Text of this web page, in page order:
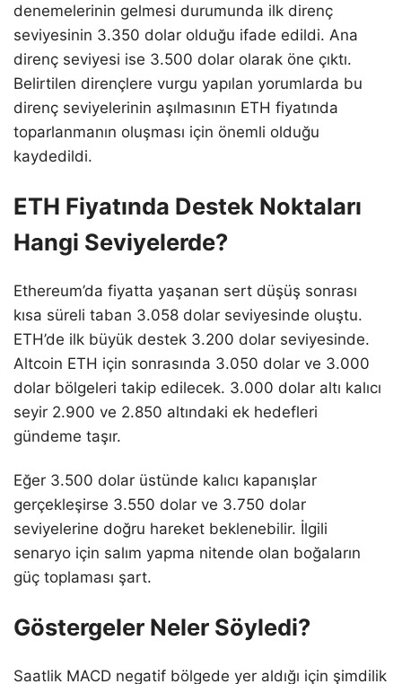
denemelerinin gelmesi durumunda ilk direnç
seviyesinin 3.350 dolar olduğu ifade edildi. Ana
direnç seviyesi ise 3.500 dolar olarak öne çıktı.
Belirtilen dirençlere vurgu yapılan yorumlarda bu
direnç seviyelerinin aşılmasının ETH fiyatında
toparlanmanın oluşması için önemli olduğu
kaydedildi.
ETH Fiyatında Destek Noktaları
Hangi Seviyelerde?
Ethereum’da fiyatta yaşanan sert düşüş sonrası
kısa süreli taban 3.058 dolar seviyesinde oluştu.
ETH’de ilk büyük destek 3.200 dolar seviyesinde.
Altcoin ETH için sonrasında 3.050 dolar ve 3.000
dolar bölgeleri takip edilecek. 3.000 dolar altı kalıcı
seyir 2.900 ve 2.850 altındaki ek hedefleri
gündeme taşır.
Eğer 3.500 dolar üstünde kalıcı kapanışlar
gerçekleşirse 3.550 dolar ve 3.750 dolar
seviyelerine doğru hareket beklenebilir. İlgili
senaryo için salım yapma nitende olan boğaların
güç toplaması şart.
Göstergeler Neler Söyledi?
Saatlik MACD negatif bölgede yer aldığı için şimdilik